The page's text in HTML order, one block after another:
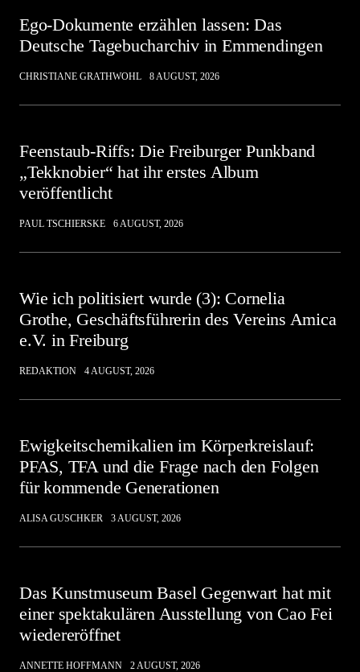
Ego-Dokumente erzählen lassen: Das
Deutsche Tagebucharchiv in Emmendingen
CHRISTIANE GRATHWOHL 8 AUGUST, 2026
Feenstaub-Riffs: Die Freiburger Punkband
„Tekknobier“ hat ihr erstes Album
veröffentlicht
PAUL TSCHIERSKE 6 AUGUST, 2026
Wie ich politisiert wurde (3): Cornelia
Grothe, Geschäftsführerin des Vereins Amica
e.V. in Freiburg
REDAKTION 4 AUGUST, 2026
Ewigkeitschemikalien im Körperkreislauf:
PFAS, TFA und die Frage nach den Folgen
für kommende Generationen
ALISA GUSCHKER 3 AUGUST, 2026
Das Kunstmuseum Basel Gegenwart hat mit
einer spektakulären Ausstellung von Cao Fei
wiedereröffnet
ANNETTE HOFFMANN 2 AUGUST, 2026